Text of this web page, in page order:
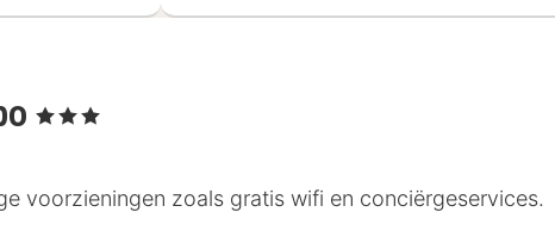
, 3 Sterren
voorzieningen zoals gratis wifi en conciërgeservices.